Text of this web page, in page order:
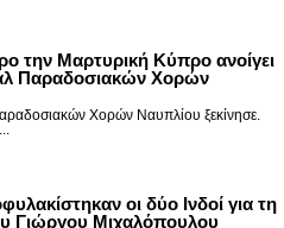
την Μαρτυρική Κύπρο ανοίγει
Παραδοσιακών Χορών
Χορών Ναυπλίου ξεκίνησε.
οι δύο Ινδοί για τη
Γιώργου Μιχαλόπουλου